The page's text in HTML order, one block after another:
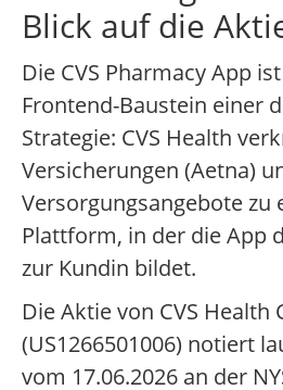
Blick auf die
Die CVS Pharmacy App
Frontend-Baustein einer
Strategie: CVS Health
Versicherungen (Aetna)
Versorgungsangebote zu
Plattform, in der die App
zur Kundin bildet.
Die Aktie von CVS Health
(US1266501006) notiert
vom 17.06.2026 an der